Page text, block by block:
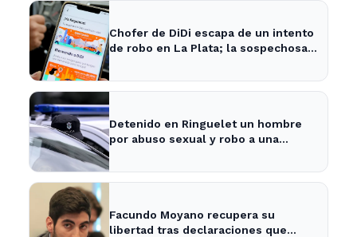
Chofer de DiDi escapa de un intento
de robo en La Plata; la sospechosa
Detenido en Ringuelet un hombre
por abuso sexual y robo a una
Facundo Moyano recupera su
libertad tras declaraciones que